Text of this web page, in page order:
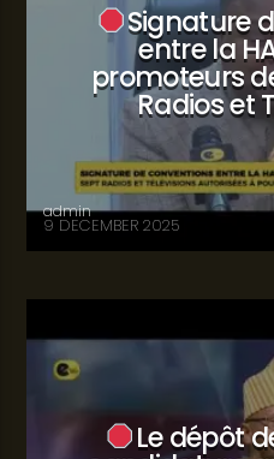
Signature
entre la
promoteurs
Radios et
admin
9 DECEMBER 2025
Le dépôt